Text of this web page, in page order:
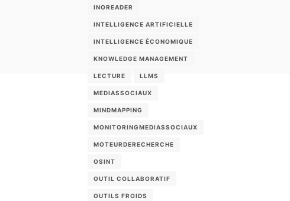
INOREADER
INTELLIGENCE ARTIFICIELLE
INTELLIGENCE ÉCONOMIQUE
KNOWLEDGE MANAGEMENT
LECTURE LLMS
MEDIASSOCIAUX
MINDMAPPING
MONITORINGMEDIASSOCIAUX
MOTEURDERECHERCHE
OSINT
OUTIL COLLABORATIF
OUTILS FROIDS